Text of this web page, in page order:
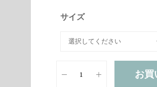
サイズ
お買